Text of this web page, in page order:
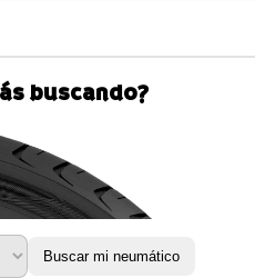
buscando?
Buscar mi neumático